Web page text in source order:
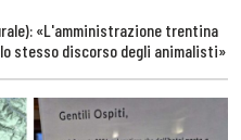
«L'amministrazione trentina
stesso discorso degli animalisti»